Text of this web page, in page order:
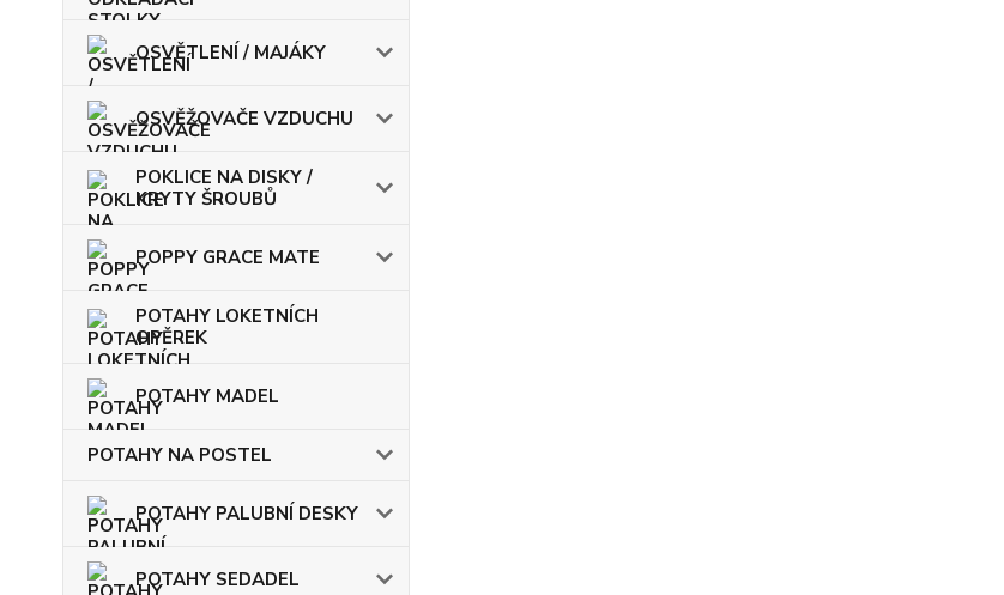
OSVĚTLENÍ / MAJÁKY
OSVĚŽOVAČE VZDUCHU
POKLICE NA DISKY /
KRYTY ŠROUBŮ
POPPY GRACE MATE
POTAHY LOKETNÍCH
OPĚREK
POTAHY MADEL
POTAHY NA POSTEL
POTAHY PALUBNÍ DESKY
POTAHY SEDADEL